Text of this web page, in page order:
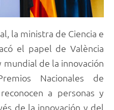
la ministra de Ciencia e
el papel de València
de la innovación
Nacionales de
a personas y
de la innovación y del